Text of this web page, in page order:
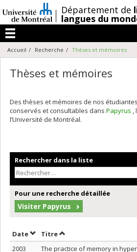
au
contenu
/Département de
langues du
Menu
Accueil Recherche Thèses et mémoires
Thèses et mémoires
Des thèses et mémoires de nos
conservés et consultables dans Papyrus ,
l’Université de Montréal.
Rechercher dans la liste
Pour une recherche détaillée
Visiter Papyrus
DateTrier par date en ordre croissant
TitreTrier par titre en ordre
2003
The practice of memory in